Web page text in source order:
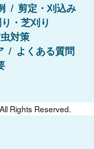
剪定・刈込み
・芝刈り
対策
よくある質問
All Rights Reserved.